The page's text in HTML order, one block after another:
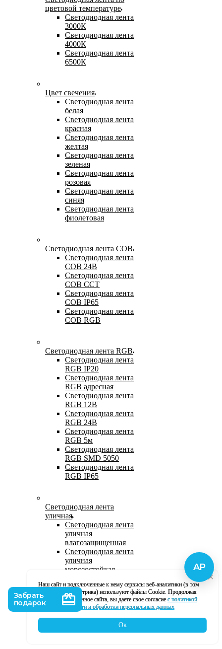
цветовой температуре
Светодиодная лента
3000К
Светодиодная лента
4000К
Светодиодная лента
6500К
Цвет свечения
Светодиодная лента
белая
Светодиодная лента
красная
Светодиодная лента
желтая
Светодиодная лента
зеленая
Светодиодная лента
розовая
Светодиодная лента
синяя
Светодиодная лента
фиолетовая
Светодиодная лента COB
Светодиодная лента
COB 24В
Светодиодная лента
COB CCT
Светодиодная лента
COB IP65
Светодиодная лента
COB RGB
Светодиодная лента RGB
Светодиодная лента
RGB IP20
Светодиодная лента
RGB адресная
Светодиодная лента
RGB 12В
Светодиодная лента
RGB 24В
Светодиодная лента
RGB 5м
Светодиодная лента
RGB SMD 5050
Светодиодная лента
RGB IP65
Светодиодная лента
уличная
Светодиодная лента
уличная
влагозащищенная
Светодиодная лента
уличная
морозостойкая
светодиодная лента
220В
Светодиодная лента
уличная в силиконе
Наш сайт и подключенные к нему сервисы веб-аналитики (в том
числе, Яндекс Метрика) используют файлы Cookie. Продолжая
использование данное сайта, вы даете свое согласие с политикой
кофиденциальности и обработки персональных данных
Ок